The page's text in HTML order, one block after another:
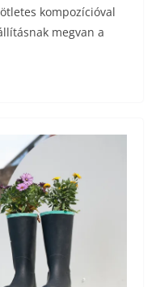
kompozícióval
megvan a